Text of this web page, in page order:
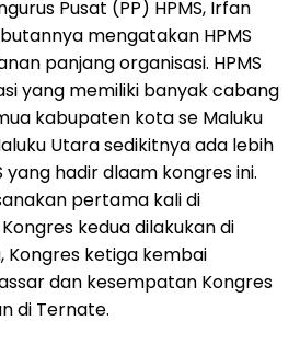
Pusat (PP) HPMS, Irfan
mengatakan HPMS
panjang organisasi. HPMS
yang memiliki banyak cabang
kabupaten kota se Maluku
Utara sedikitnya ada lebih
yang hadir dlaam kongres ini.
pertama kali di
kedua dilakukan di
Kongres ketiga kembai
dan kesempatan Kongres
di Ternate.